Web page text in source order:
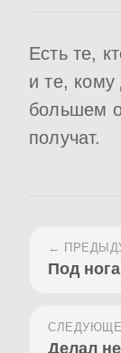
Есть те,
и те,
большем
получат.
←
Под
Делал